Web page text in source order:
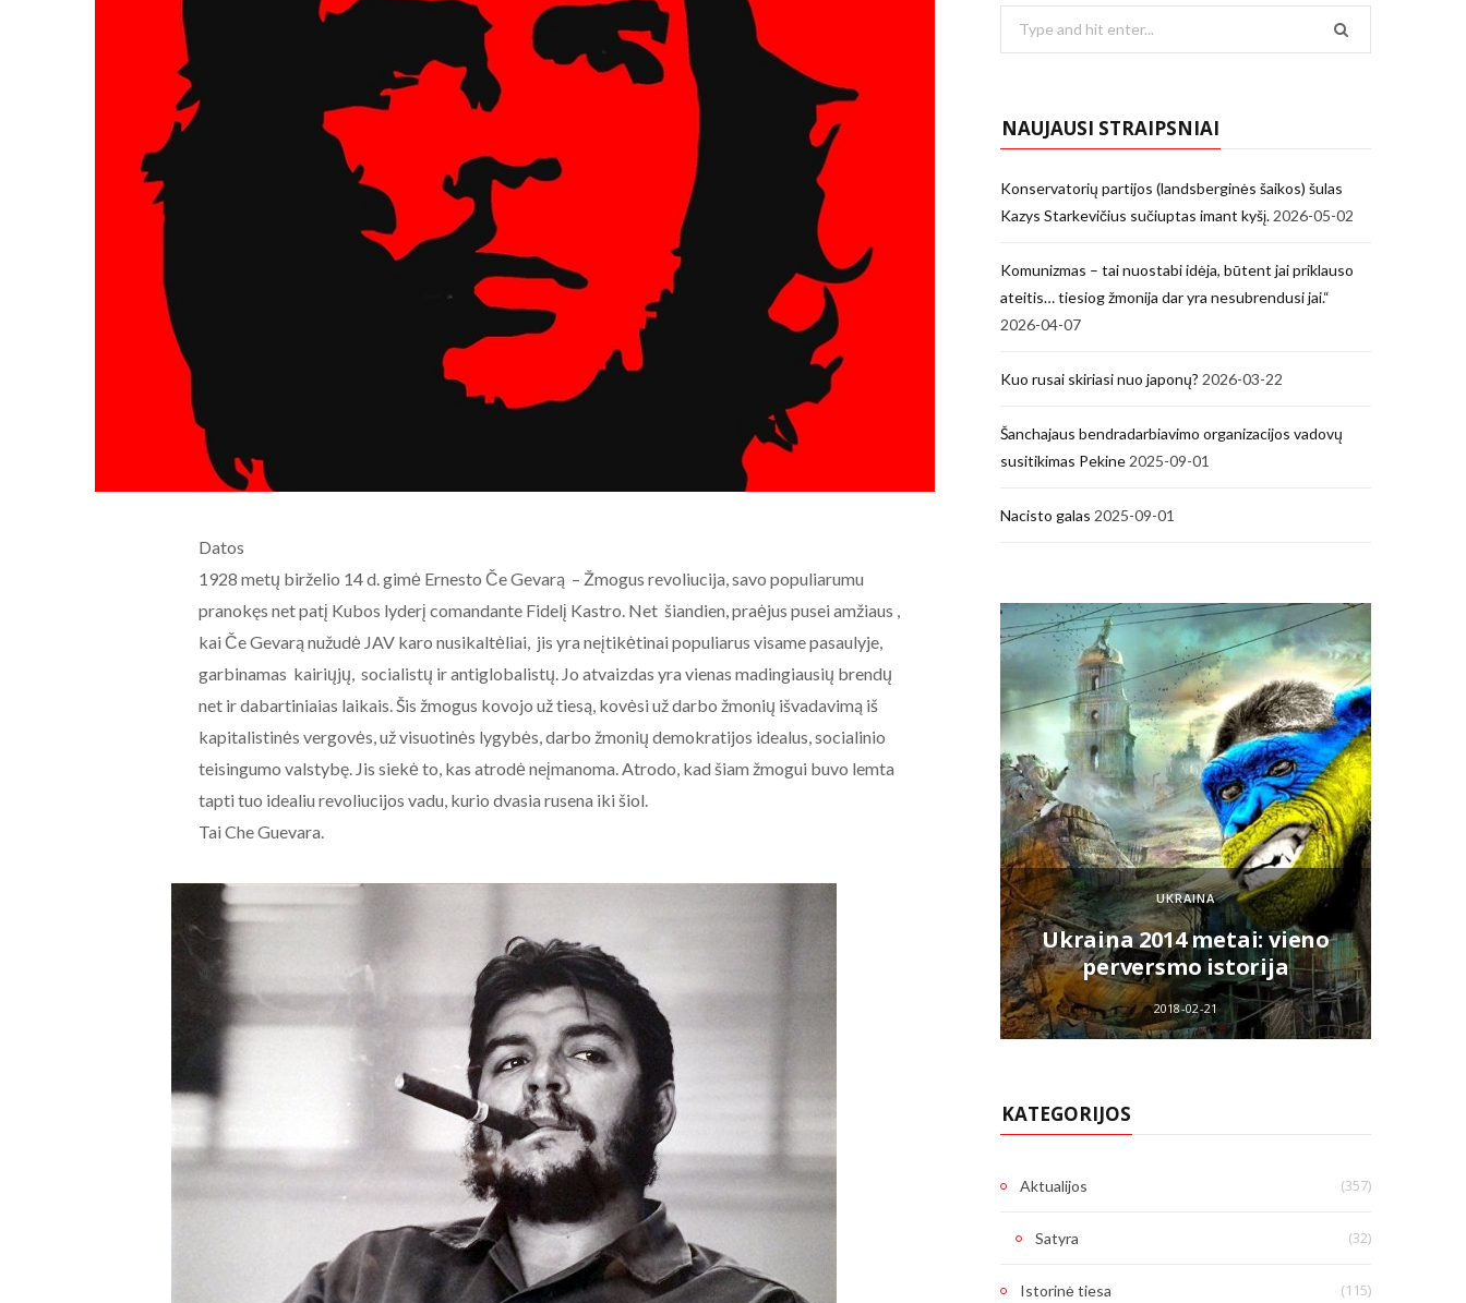
Datos
1928 metų birželio 14 d. gimė Ernesto Če Gevarą – Žmogus revoliucija, savo populiarumu
pranokęs net patį Kubos lyderį comandante Fidelį Kastro. Net šiandien, praėjus pusei amžiaus ,
kai Če Gevarą nužudė JAV karo nusikaltėliai, jis yra neįtikėtinai populiarus visame pasaulyje,
garbinamas kairiųjų, socialistų ir antiglobalistų. Jo atvaizdas yra vienas madingiausių brendų
net ir dabartiniaias laikais. Šis žmogus kovojo už tiesą, kovėsi už darbo žmonių išvadavimą iš
kapitalistinės vergovės, už visuotinės lygybės, darbo žmonių demokratijos idealus, socialinio
teisingumo valstybę. Jis siekė to, kas atrodė neįmanoma. Atrodo, kad šiam žmogui buvo lemta
tapti tuo idealiu revoliucijos vadu, kurio dvasia rusena iki šiol.
Tai Che Guevara.
NAUJAUSI STRAIPSNIAI
Konservatorių partijos (landsberginės šaikos) šulas
Kazys Starkevičius sučiuptas imant kyšį. 2026-05-02
Komunizmas – tai nuostabi idėja, būtent jai priklauso
ateitis… tiesiog žmonija dar yra nesubrendusi jai.“
2026-04-07
Kuo rusai skiriasi nuo japonų? 2026-03-22
Šanchajaus bendradarbiavimo organizacijos vadovų
susitikimas Pekine 2025-09-01
Nacisto galas 2025-09-01
MAIDANIZAVIMUI! 2020-08-19
Baltarusijos palaikymo
ambasados Vilniuje.
UKRAINA
Ukraina 2014 metai: vieno
perversmo istorija
2018-02-21
KATEGORIJOS
Aktualijos (357)
Satyra (32)
Istorinė tiesa (115)